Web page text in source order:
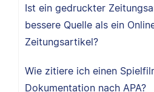
Ist ein gedruckter
bessere Quelle als ein
Zeitungsartikel?
Wie zitiere ich einen
Dokumentation nach APA?